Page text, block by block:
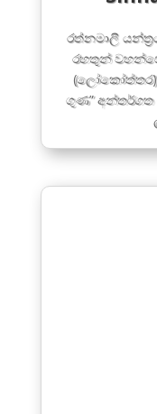
රත්නමාලී
රහතුන්
(ලෝකෝත්තර)
ගුණ”